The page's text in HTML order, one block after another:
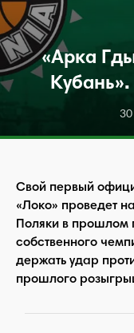
«Арка
30
Свой первый
«Локо» проведет
Поляки в прошлом
собственного
держать удар
прошлого